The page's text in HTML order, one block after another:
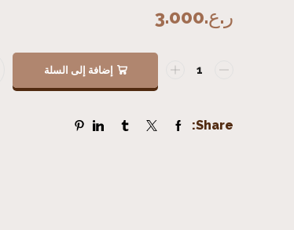
ر.ع.3.000
إضافة إلى السلة
Share: